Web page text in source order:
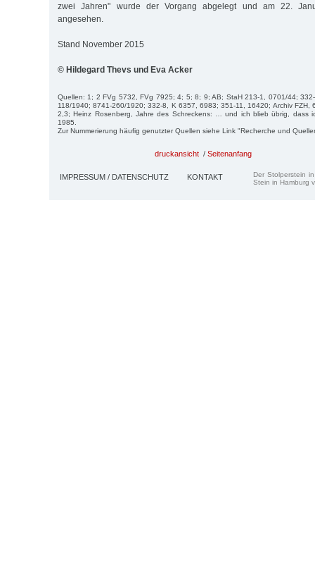
zwei Jahren" wurde der Vorgang abgelegt und am 22.
angesehen.
Stand November 2015
© Hildegard Thevs und Eva Acker
Quellen: 1; 2 FVg 5732, FVg 7925; 4; 5; 8; 9; AB; StaH 213-1, 0701/44;
118/1940; 8741-260/1920; 332-8, K 6357, 6983; 351-11, 16420; Archiv FZH,
2,3; Heinz Rosenberg, Jahre des Schreckens: … und ich blieb übrig, dass
1985.
Zur Nummerierung häufig genutzter Quellen siehe Link "Recherche und
druckansicht / Seitenanfang
IMPRESSUM / DATENSCHUTZ KONTAKT
Der Stolperstein
Stein in Hamburg